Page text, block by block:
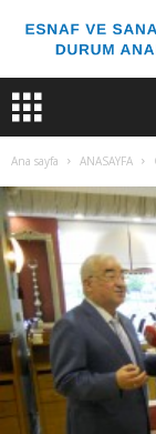
Ana sayfa ANASAYFA